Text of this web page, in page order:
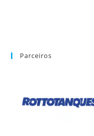
Parceiros